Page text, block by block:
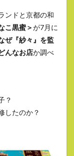
ンドと京都の和
こ黒蜜＞が7月に
ぜ『紗々』を監
んなお店か調べ
？
したのか？